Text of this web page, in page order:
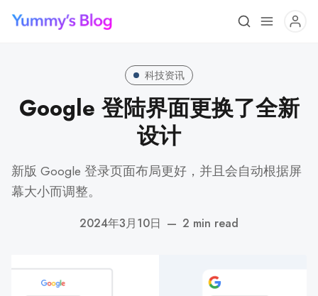
科技资讯
Google 登陆界面更换了全新
设计
新版 Google 登录页面布局更好，并且会自动根据屏
幕大小而调整。
2024年3月10日 — 2 min read